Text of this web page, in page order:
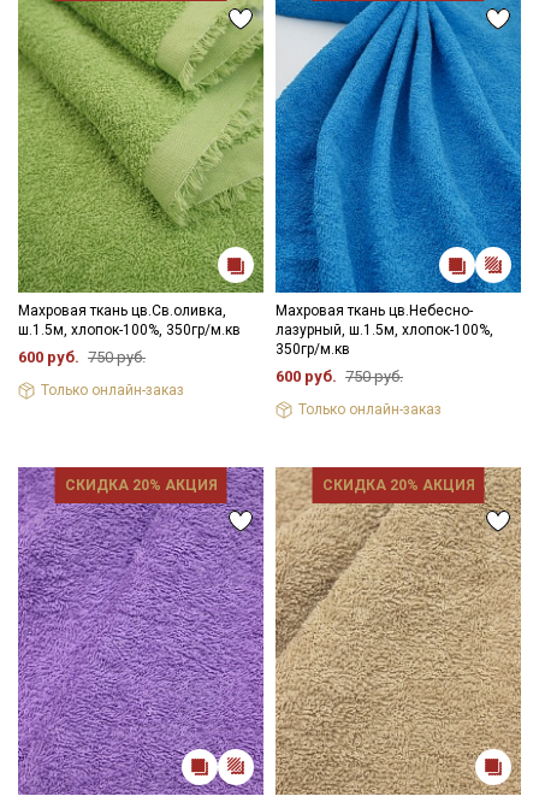
Махровая ткань цв.Св.оливка,
ш.1.5м, хлопок-100%, 350гр/м.кв
600 руб. 750 руб.
Только онлайн-заказ
Махровая ткань цв.Небесно-
лазурный, ш.1.5м, хлопок-100%,
350гр/м.кв
600 руб. 750 руб.
Только онлайн-заказ
СКИДКА 20% АКЦИЯ СКИДКА 20% АКЦИЯ